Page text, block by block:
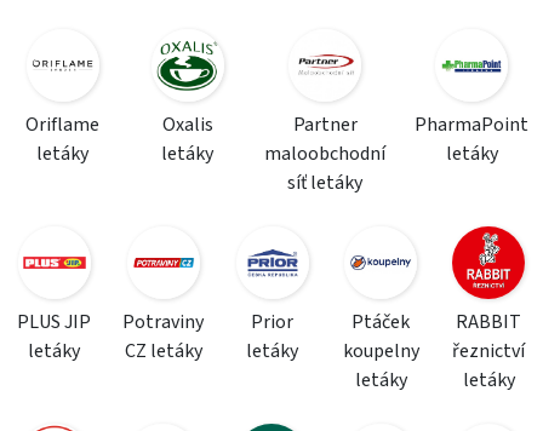
Oriflame
letáky
Oxalis
letáky
Partner
maloobchodní
síť letáky
PharmaPoint
letáky
PLUS JIP
letáky
Potraviny
CZ letáky
Prior
letáky
Ptáček
koupelny
letáky
RABBIT
řeznictví
letáky